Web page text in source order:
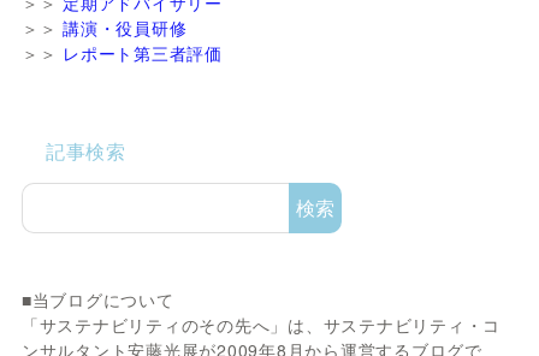
＞＞講演・役員研修
＞＞ レポート第三者評価
記事検索
検索
■当ブログについて
「サステナビリティのその先へ」は、サステナビリティ・コ
ンサルタント安藤光展が2009年8月から運営するブログで